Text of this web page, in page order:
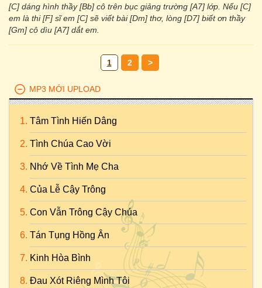
[C] dáng hình thầy [Bb] cô trên bục giảng trường [A7] lớp. Nếu [C]
em là thi [F] sĩ em [C] sẽ viết bài [Dm] thơ, lòng [D7] biết ơn thầy
[Gm] cô dìu [A7] dắt em.
1 2 >
MP3 MỚI UPLOAD
Tâm Tình Hiến Dâng
Tình Chúa Cao Vời
Nhớ Về Tình Mẹ Cha
Của Lễ Cậy Trông
Con Vẫn Trông Cậy Chúa
Tán Tụng Hồng Ân
Kinh Hòa Bình
Đau Xót Riêng Mình Tôi